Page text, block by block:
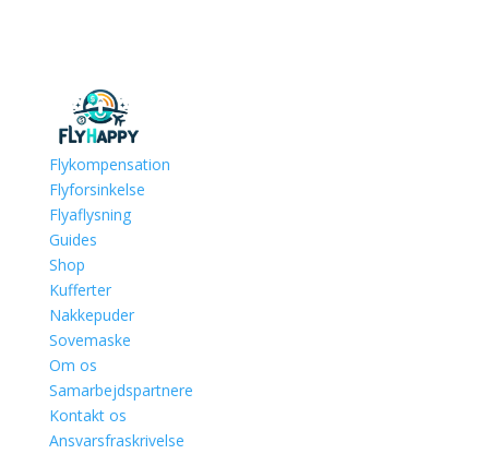
Flykompensation
Flyforsinkelse
Flyaflysning
Guides
Shop
Kufferter
Nakkepuder
Sovemaske
Om os
Samarbejdspartnere
Kontakt os
Ansvarsfraskrivelse